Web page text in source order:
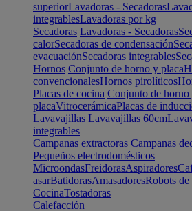
superiorLavadoras - Secadoras
integrablesLavadoras por kg
Secadoras Lavadoras - Secadoras
calorSecadoras de condensación
evacuaciónSecadoras integrables
Hornos Conjunto de horno y placa
convencionalesHornos pirolíticos
Placas de cocina Conjunto de horno
placaVitrocerámicaPlacas de
Lavavajillas Lavavajillas 60cm
integrables
Campanas extractoras Campanas
Pequeños electrodomésticos
MicroondasFreidorasAspiradores
asarBatidorasAmasadoresRobots de
CocinaTostadoras
Calefacción